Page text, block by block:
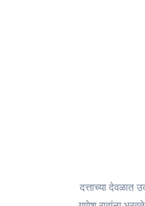
दत्ताच्या देवळात